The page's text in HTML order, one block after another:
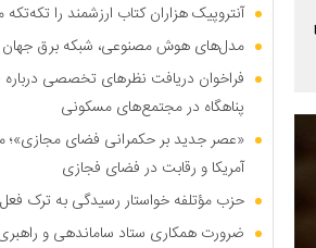
آنتروپیک هزاران کتاب ارزشمند را
مدل‌های هوش مصنوعی، شبکه برق جهان
فراخوان دریافت نظر‌های تخصصی
پناهگاه در مجتمع‌های مسکونی
«عصر جدید بر حکمرانی فضای مجازی»؛
آمریکا و رقابت در فضای فجازی
حزب مؤتلفه خواستار رسیدگی به ترک
ضرورت همکاری ستاد ساماندهی و